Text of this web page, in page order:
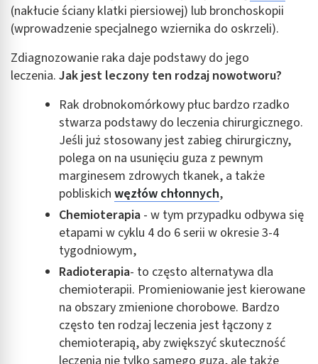
(nakłucie ściany klatki piersiowej) lub bronchoskopii
(wprowadzenie specjalnego wziernika do oskrzeli).
Zdiagnozowanie raka daje podstawy do jego
leczenia. Jak jest leczony ten rodzaj nowotworu?
Rak drobnokomórkowy płuc bardzo rzadko
stwarza podstawy do leczenia chirurgicznego.
Jeśli już stosowany jest zabieg chirurgiczny,
polega on na usunięciu guza z pewnym
marginesem zdrowych tkanek, a także
pobliskich węzłów chłonnych,
Chemioterapia - w tym przypadku odbywa się
etapami w cyklu 4 do 6 serii w okresie 3-4
tygodniowym,
Radioterapia- to często alternatywa dla
chemioterapii. Promieniowanie jest kierowane
na obszary zmienione chorobowe. Bardzo
często ten rodzaj leczenia jest łączony z
chemioterapią, aby zwiększyć skuteczność